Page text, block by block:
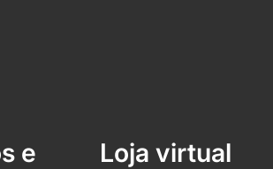
e
Loja virtual